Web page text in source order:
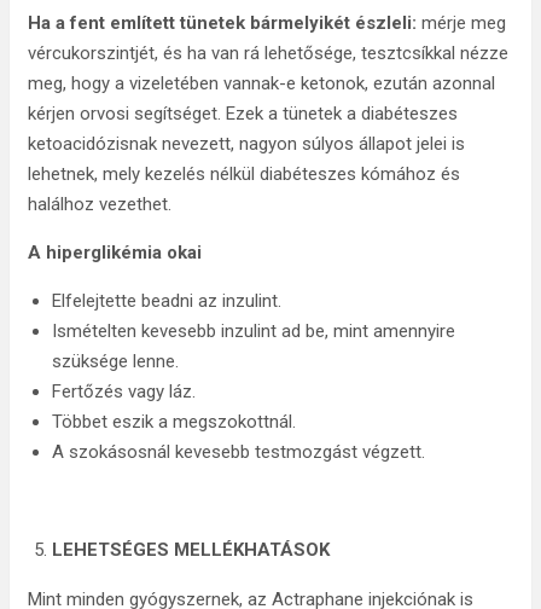
Ha a fent említett tünetek bármelyikét észleli: mérje meg
vércukorszintjét, és ha van rá lehetősége, tesztcsíkkal nézze
meg, hogy a vizeletében vannak-e ketonok, ezután azonnal
kérjen orvosi segítséget. Ezek a tünetek a diabéteszes
ketoacidózisnak nevezett, nagyon súlyos állapot jelei is
lehetnek, mely kezelés nélkül diabéteszes kómához és
halálhoz vezethet.
A hiperglikémia okai
Elfelejtette beadni az inzulint.
Ismételten kevesebb inzulint ad be, mint amennyire
szüksége lenne.
Fertőzés vagy láz.
Többet eszik a megszokottnál.
A szokásosnál kevesebb testmozgást végzett.
LEHETSÉGES MELLÉKHATÁSOK
Mint minden gyógyszernek, az Actraphane injekciónak is